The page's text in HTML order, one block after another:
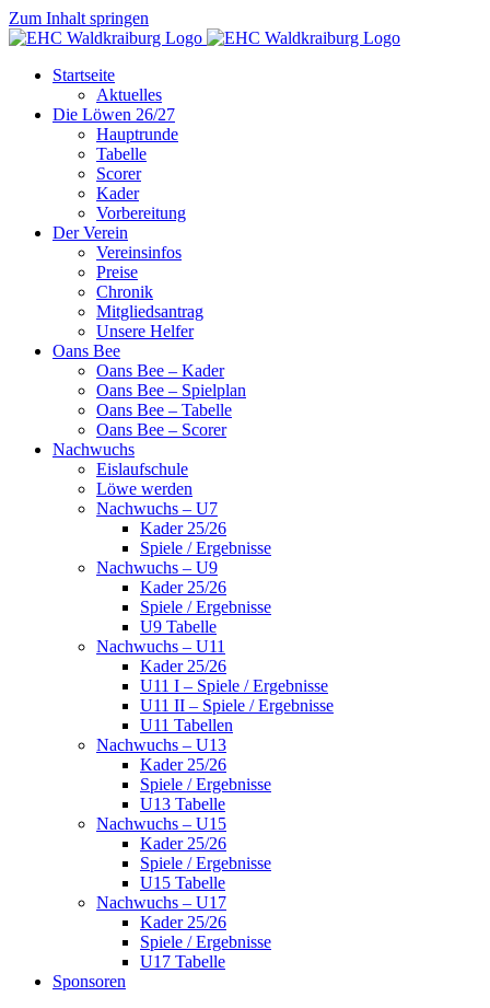
Zum Inhalt springen
Startseite
Aktuelles
Die Löwen 26/27
Hauptrunde
Tabelle
Scorer
Kader
Vorbereitung
Der Verein
Vereinsinfos
Preise
Chronik
Mitgliedsantrag
Unsere Helfer
Oans Bee
Oans Bee – Kader
Oans Bee – Spielplan
Oans Bee – Tabelle
Oans Bee – Scorer
Nachwuchs
Eislaufschule
Löwe werden
Nachwuchs – U7
Kader 25/26
Spiele / Ergebnisse
Nachwuchs – U9
Kader 25/26
Spiele / Ergebnisse
U9 Tabelle
Nachwuchs – U11
Kader 25/26
U11 I – Spiele / Ergebnisse
U11 II – Spiele / Ergebnisse
U11 Tabellen
Nachwuchs – U13
Kader 25/26
Spiele / Ergebnisse
U13 Tabelle
Nachwuchs – U15
Kader 25/26
Spiele / Ergebnisse
U15 Tabelle
Nachwuchs – U17
Kader 25/26
Spiele / Ergebnisse
U17 Tabelle
Sponsoren